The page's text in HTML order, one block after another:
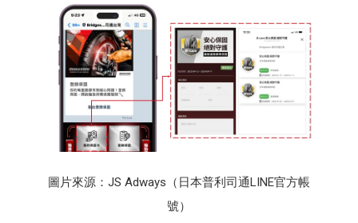
圖片來源：JS Adways（日本普利司通LINE官方帳
號）